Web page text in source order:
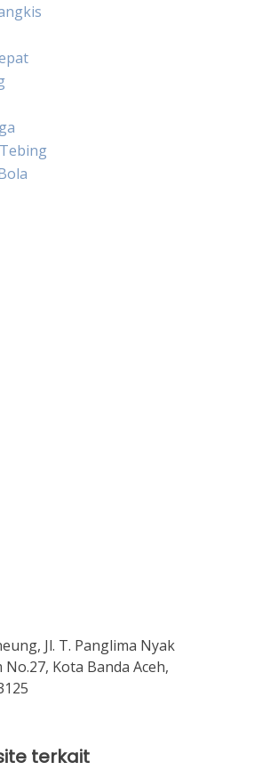
Jl. T. Panglima Nyak
No.27, Kota Banda Aceh,
terkait